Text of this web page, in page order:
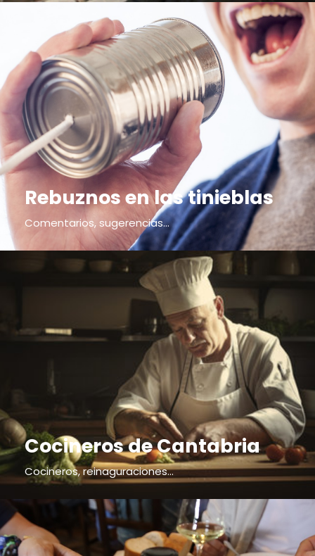
Rebuznos en las tinieblas
Comentarios, sugerencias...
Cocineros de Cantabria
Cocineros, reinaguraciones...